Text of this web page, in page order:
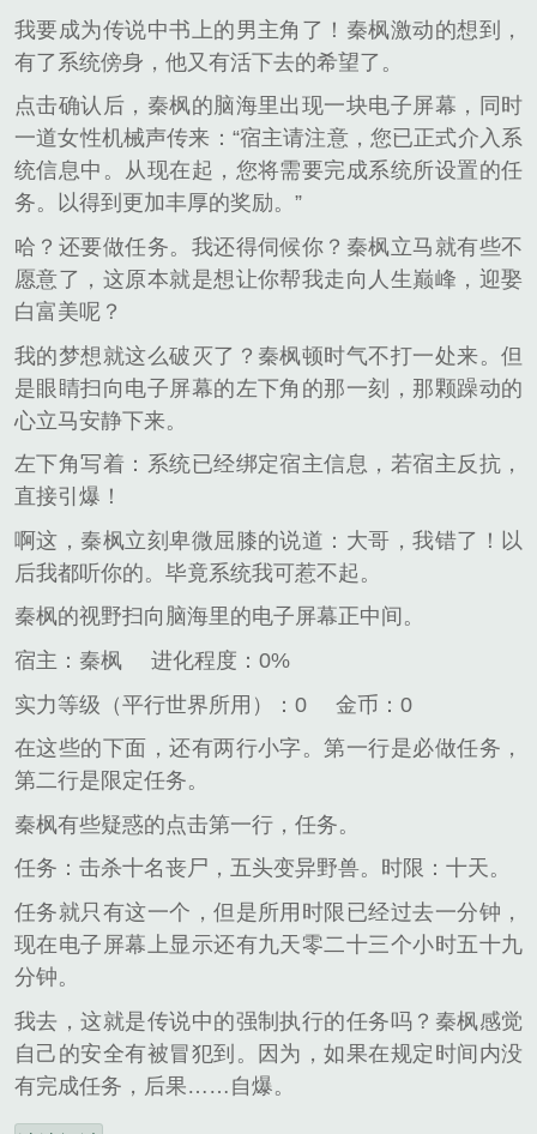
我要成为传说中书上的男主角了！秦枫激动的想到，
有了系统傍身，他又有活下去的希望了。
点击确认后，秦枫的脑海里出现一块电子屏幕，同时
一道女性机械声传来：“宿主请注意，您已正式介入系
统信息中。从现在起，您将需要完成系统所设置的任
务。以得到更加丰厚的奖励。”
哈？还要做任务。我还得伺候你？秦枫立马就有些不
愿意了，这原本就是想让你帮我走向人生巅峰，迎娶
白富美呢？
我的梦想就这么破灭了？秦枫顿时气不打一处来。但
是眼睛扫向电子屏幕的左下角的那一刻，那颗躁动的
心立马安静下来。
左下角写着：系统已经绑定宿主信息，若宿主反抗，
直接引爆！
啊这，秦枫立刻卑微屈膝的说道：大哥，我错了！以
后我都听你的。毕竟系统我可惹不起。
秦枫的视野扫向脑海里的电子屏幕正中间。
宿主：秦枫
进化程度：0%
实力等级（平行世界所用）：0
金币：0
在这些的下面，还有两行小字。第一行是必做任务，
第二行是限定任务。
秦枫有些疑惑的点击第一行，任务。
任务：击杀十名丧尸，五头变异野兽。时限：十天。
任务就只有这一个，但是所用时限已经过去一分钟，
现在电子屏幕上显示还有九天零二十三个小时五十九
分钟。
我去，这就是传说中的强制执行的任务吗？秦枫感觉
自己的安全有被冒犯到。因为，如果在规定时间内没
有完成任务，后果……自爆。